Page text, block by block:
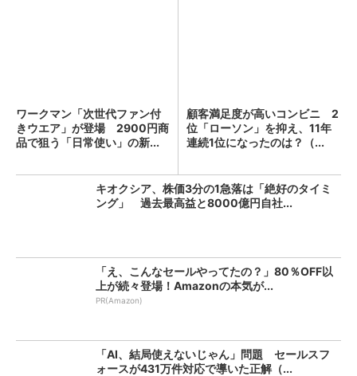
ワークマン「次世代ファン付
きウエア」が登場 2900円商
品で狙う「日常使い」の新...
顧客満足度が高いコンビニ 2
位「ローソン」を抑え、11年
連続1位になったのは？（...
キオクシア、株価3分の1急落は「絶好のタイミ
ング」 過去最高益と8000億円自社...
「え、こんなセールやってたの？」80％OFF以
上が続々登場！Amazonの本気が...
PR(Amazon)
「AI、結局使えないじゃん」問題 セールスフ
ォースが431万件対応で導いた正解（...